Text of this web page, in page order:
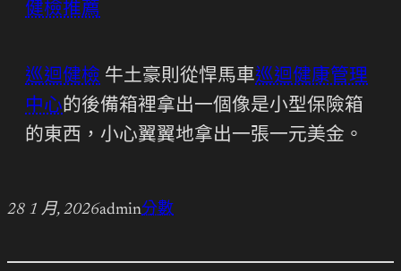
健檢推薦
巡迴健檢 牛土豪則從悍馬車巡迴健康管理
中心的後備箱裡拿出一個像是小型保險箱
的東西，小心翼翼地拿出一張一元美金。
28 1 月, 2026admin分數